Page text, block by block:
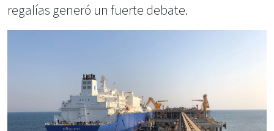
regalías generó un fuerte debate.